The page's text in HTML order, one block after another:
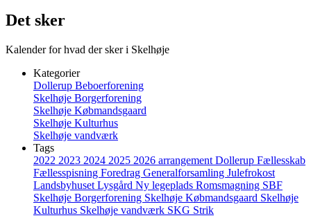
Det sker
Kalender for hvad der sker i Skelhøje
Kategorier
Dollerup Beboerforening
Skelhøje Borgerforening
Skelhøje Købmandsgaard
Skelhøje Kulturhus
Skelhøje vandværk
Tags
2022 2023 2024 2025 2026 arrangement Dollerup Fællesskab
Fællesspisning Foredrag Generalforsamling Julefrokost
Landsbyhuset Lysgård Ny legeplads Romsmagning SBF
Skelhøje Borgerforening Skelhøje Købmandsgaard Skelhøje
Kulturhus Skelhøje vandværk SKG Strik